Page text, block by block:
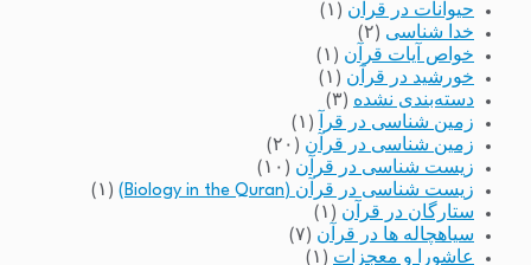
حیوانات در قرآن (۱)
خدا شناسی (۲)
خواص آیات قرآن (۱)
خورشید در قرآن (۱)
دسته‌بندی نشده (۳)
زمین شناسی در قرآ
(۱)
زمین شناسی در قرآن (۲۰)
زیست شناسی در قرآن (۱۰)
زیست شناسی در قرآن (Biology in the Quran)
(۱)
ستارگان در قرآن (۱)
سیاهچاله ها در قرآن (۷)
عاشورا و معجزات (۱)